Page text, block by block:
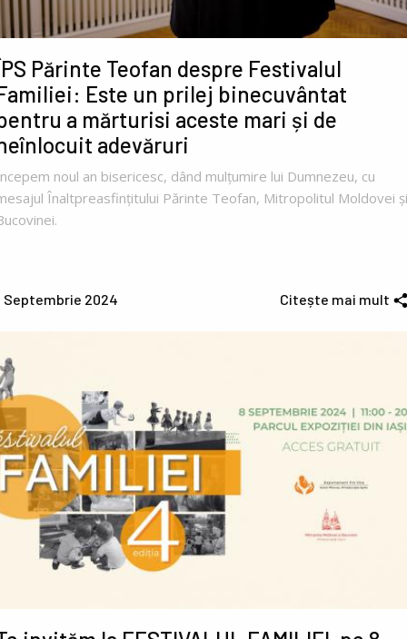
Părinte Teofan despre Festivalul
Este un prilej binecuvântat
a mărturisi aceste mari și de
adevăruri
noul an bisericesc, dând mulțumire lui Dumnezeu, cu
Înaltpreasfințitului Părinte Teofan, Mitropolitul Moldovei și
Septembrie 2024 Citește mai mult